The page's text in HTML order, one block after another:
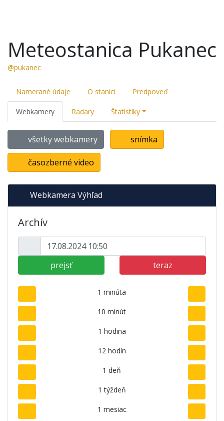
Meteostanica Pukanec
@pukanec
Namerané údaje O stanici Predpoveď
Webkamery Radary Štatistiky
všetky webkamery snímka
časozberné video
Webkamera Výhľad
Archív
prejsť teraz
1 minúta
10 minút
1 hodina
12 hodín
1 deň
1 týždeň
1 mesiac